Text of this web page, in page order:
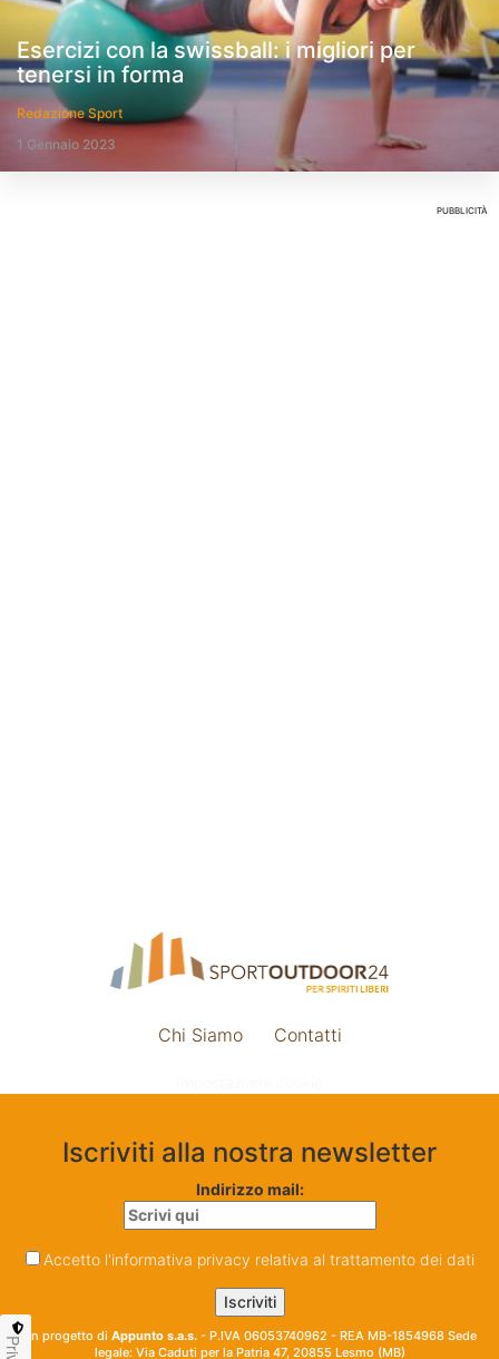
Esercizi con la swissball: i migliori per
tenersi in forma
Redazione Sport
1 Gennaio 2023
PUBBLICITÀ
Chi Siamo Contatti
Iscriviti alla nostra newsletter
Indirizzo mail:
Accetto l'informativa privacy relativa al trattamento dei dati
Un progetto di Appunto s.a.s. - P.IVA 06053740962 - REA MB-1854968 Sede
legale: Via Caduti per la Patria 47, 20855 Lesmo (MB)